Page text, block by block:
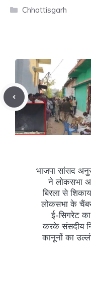
Categories
Chhattisgarh
भाजपा सांसद
ने लोकसभा
बिरला से
लोकसभा के
ई-सिगरेट
करके संसदीय
कानूनों का